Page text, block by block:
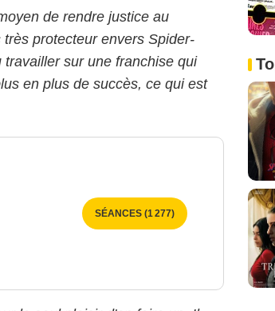
de rendre justice au
protecteur envers Spider-
sur une franchise qui
en plus de succès, ce qui est
SÉANCES (1 277)